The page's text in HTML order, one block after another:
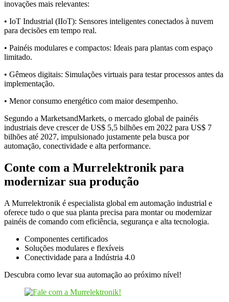
inovações mais relevantes:
• IoT Industrial (IIoT): Sensores inteligentes conectados à nuvem
para decisões em tempo real.
• Painéis modulares e compactos: Ideais para plantas com espaço
limitado.
• Gêmeos digitais: Simulações virtuais para testar processos antes da
implementação.
• Menor consumo energético com maior desempenho.
Segundo a MarketsandMarkets, o mercado global de painéis
industriais deve crescer de US$ 5,5 bilhões em 2022 para US$ 7
bilhões até 2027, impulsionado justamente pela busca por
automação, conectividade e alta performance.
Conte com a Murrelektronik para
modernizar sua produção
A Murrelektronik é especialista global em automação industrial e
oferece tudo o que sua planta precisa para montar ou modernizar
painéis de comando com eficiência, segurança e alta tecnologia.
Componentes certificados
Soluções modulares e flexíveis
Conectividade para a Indústria 4.0
Descubra como levar sua automação ao próximo nível!